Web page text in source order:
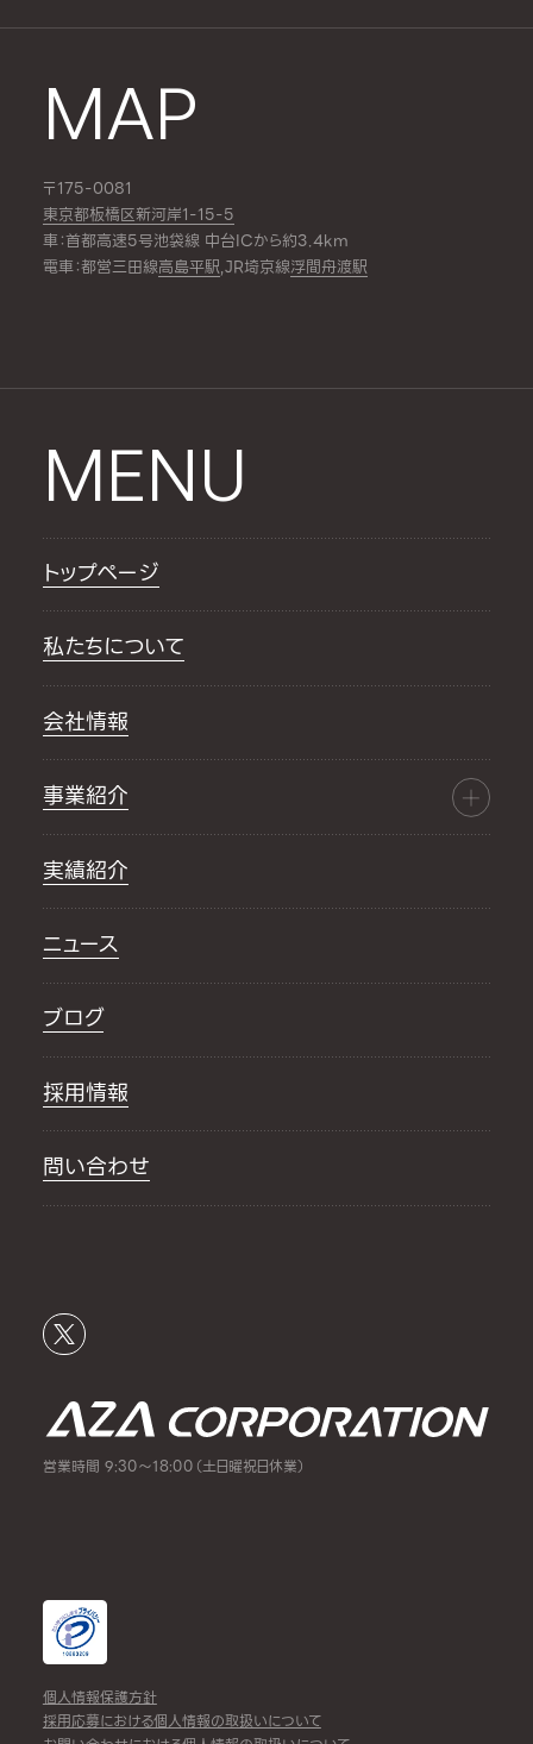
MAP
〒175-0081
東京都板橋区新河岸1-15-5
車：首都高速5号池袋線 中台ICから約3.4km
電車：都営三田線高島平駅,JR埼京線浮間舟渡駅
MENU
トップページ
私たちについて
会社情報
事業紹介
実績紹介
ニュース
ブログ
採用情報
問い合わせ
営業時間 9:30～18:00（土日曜祝日休業）
個人情報保護方針
採用応募における個人情報の取扱いについて